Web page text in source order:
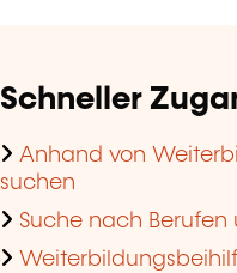
Schneller
Anhand von
suchen
Suche nach Berufen